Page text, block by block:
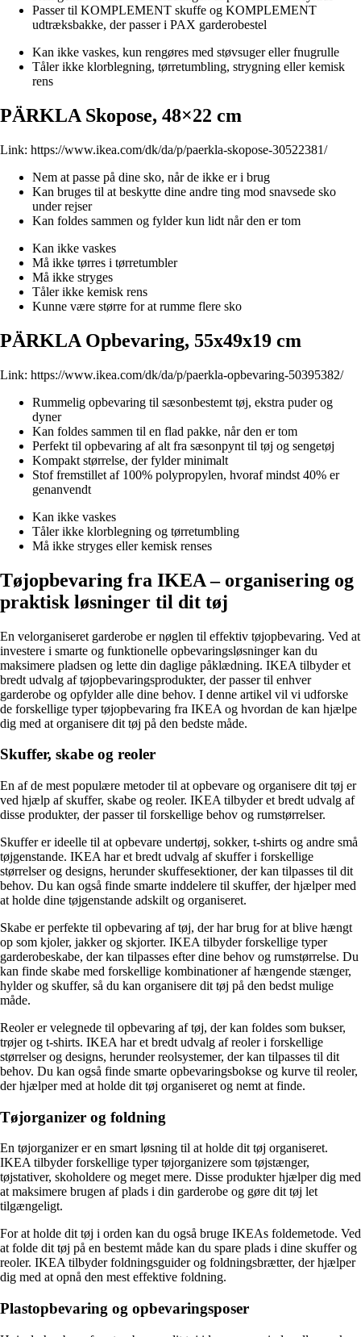
Passer til KOMPLEMENT skuffe og KOMPLEMENT
udtræksbakke, der passer i PAX garderobestel
Kan ikke vaskes, kun rengøres med støvsuger eller fnugrulle
Tåler ikke klorblegning, tørretumbling, strygning eller kemisk
rens
PÄRKLA Skopose, 48×22 cm
Link: https://www.ikea.com/dk/da/p/paerkla-skopose-30522381/
Nem at passe på dine sko, når de ikke er i brug
Kan bruges til at beskytte dine andre ting mod snavsede sko
under rejser
Kan foldes sammen og fylder kun lidt når den er tom
Kan ikke vaskes
Må ikke tørres i tørretumbler
Må ikke stryges
Tåler ikke kemisk rens
Kunne være større for at rumme flere sko
PÄRKLA Opbevaring, 55x49x19 cm
Link: https://www.ikea.com/dk/da/p/paerkla-opbevaring-50395382/
Rummelig opbevaring til sæsonbestemt tøj, ekstra puder og
dyner
Kan foldes sammen til en flad pakke, når den er tom
Perfekt til opbevaring af alt fra sæsonpynt til tøj og sengetøj
Kompakt størrelse, der fylder minimalt
Stof fremstillet af 100% polypropylen, hvoraf mindst 40% er
genanvendt
Kan ikke vaskes
Tåler ikke klorblegning og tørretumbling
Må ikke stryges eller kemisk renses
Tøjopbevaring fra IKEA – organisering og
praktisk løsninger til dit tøj
En velorganiseret garderobe er nøglen til effektiv tøjopbevaring. Ved at
investere i smarte og funktionelle opbevaringsløsninger kan du
maksimere pladsen og lette din daglige påklædning. IKEA tilbyder et
bredt udvalg af tøjopbevaringsprodukter, der passer til enhver
garderobe og opfylder alle dine behov. I denne artikel vil vi udforske
de forskellige typer tøjopbevaring fra IKEA og hvordan de kan hjælpe
dig med at organisere dit tøj på den bedste måde.
Skuffer, skabe og reoler
En af de mest populære metoder til at opbevare og organisere dit tøj er
ved hjælp af skuffer, skabe og reoler. IKEA tilbyder et bredt udvalg af
disse produkter, der passer til forskellige behov og rumstørrelser.
Skuffer er ideelle til at opbevare undertøj, sokker, t-shirts og andre små
tøjgenstande. IKEA har et bredt udvalg af skuffer i forskellige
størrelser og designs, herunder skuffesektioner, der kan tilpasses til dit
behov. Du kan også finde smarte inddelere til skuffer, der hjælper med
at holde dine tøjgenstande adskilt og organiseret.
Skabe er perfekte til opbevaring af tøj, der har brug for at blive hængt
op som kjoler, jakker og skjorter. IKEA tilbyder forskellige typer
garderobeskabe, der kan tilpasses efter dine behov og rumstørrelse. Du
kan finde skabe med forskellige kombinationer af hængende stænger,
hylder og skuffer, så du kan organisere dit tøj på den bedst mulige
måde.
Reoler er velegnede til opbevaring af tøj, der kan foldes som bukser,
trøjer og t-shirts. IKEA har et bredt udvalg af reoler i forskellige
størrelser og designs, herunder reolsystemer, der kan tilpasses til dit
behov. Du kan også finde smarte opbevaringsbokse og kurve til reoler,
der hjælper med at holde dit tøj organiseret og nemt at finde.
Tøjorganizer og foldning
En tøjorganizer er en smart løsning til at holde dit tøj organiseret.
IKEA tilbyder forskellige typer tøjorganizere som tøjstænger,
tøjstativer, skoholdere og meget mere. Disse produkter hjælper dig med
at maksimere brugen af plads i din garderobe og gøre dit tøj let
tilgængeligt.
For at holde dit tøj i orden kan du også bruge IKEAs foldemetode. Ved
at folde dit tøj på en bestemt måde kan du spare plads i dine skuffer og
reoler. IKEA tilbyder foldningsguider og foldningsbrætter, der hjælper
dig med at opnå den mest effektive foldning.
Plastopbevaring og opbevaringsposer